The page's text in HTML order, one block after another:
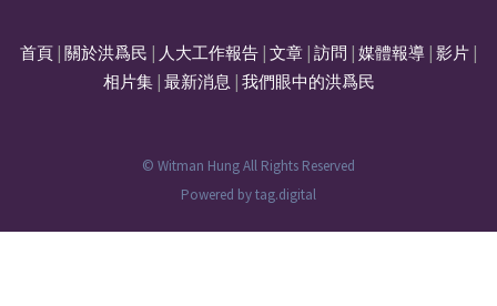
首頁 關於洪爲民 人大工作報告 文章 訪問 媒體報導 影片
相片集| 最新消息 我們眼中的洪爲民
© Witman Hung All Rights Reserved
Powered bytag.digital